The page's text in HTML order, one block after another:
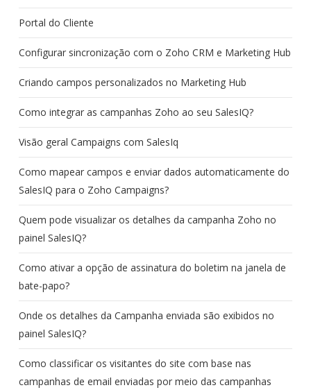
Portal do Cliente
Configurar sincronização com o Zoho CRM e Marketing Hub
Criando campos personalizados no Marketing Hub
Como integrar as campanhas Zoho ao seu SalesIQ?
Visão geral Campaigns com SalesIq
Como mapear campos e enviar dados automaticamente do
SalesIQ para o Zoho Campaigns?
Quem pode visualizar os detalhes da campanha Zoho no
painel SalesIQ?
Como ativar a opção de assinatura do boletim na janela de
bate-papo?
Onde os detalhes da Campanha enviada são exibidos no
painel SalesIQ?
Como classificar os visitantes do site com base nas
campanhas de email enviadas por meio das campanhas